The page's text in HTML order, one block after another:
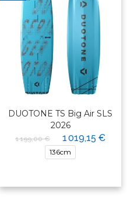
DUOTONE TS Big Air SLS
2026
1 199,00 € 1 019,15 €
136cm